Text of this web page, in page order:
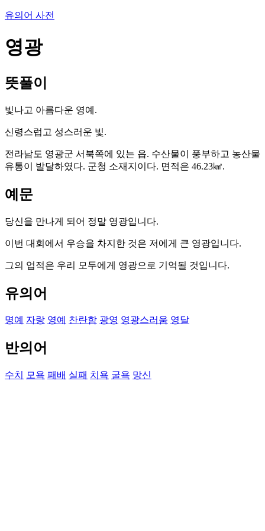
유의어 사전
영광
뜻풀이
빛나고 아름다운 영예.
신령스럽고 성스러운 빛.
전라남도 영광군 서북쪽에 있는 읍. 수산물이 풍부하고 농산물
유통이 발달하였다. 군청 소재지이다. 면적은 46.23㎢.
예문
당신을 만나게 되어 정말 영광입니다.
이번 대회에서 우승을 차지한 것은 저에게 큰 영광입니다.
그의 업적은 우리 모두에게 영광으로 기억될 것입니다.
유의어
명예 자랑 영예 찬란함 광영 영광스러움 영달
반의어
수치 모욕 패배 실패 치욕 굴욕 망신